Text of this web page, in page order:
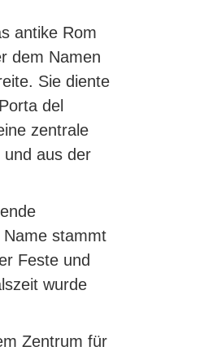
antike Rom
dem Namen
Sie diente
del
zentrale
und aus der
Name stammt
Feste und
wurde
Zentrum für